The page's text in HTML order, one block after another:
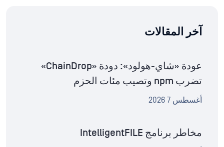
آخر المقالات
عودة «شاي-هولود»: دودة «ChainDrop»
تضرب npm وتصيب مئات الحزم
أغسطس 7 2026
مخاطر برنامج IntelligentFILE